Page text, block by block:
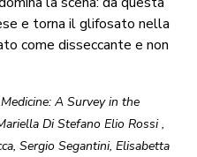
e torna il glifosato nella
come disseccante e non
A Survey in the
Di Stefano Elio Rossi ,
Sergio Segantini, Elisabetta